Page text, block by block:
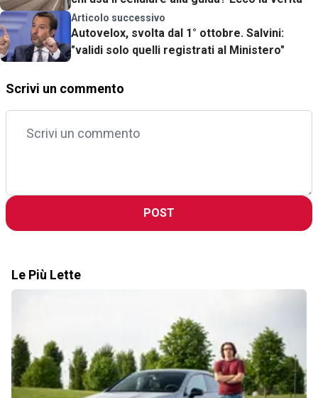
Articolo successivo
Autovelox, svolta dal 1° ottobre. Salvini:
"validi solo quelli registrati al Ministero"
Scrivi un commento
POST
Le Più Lette